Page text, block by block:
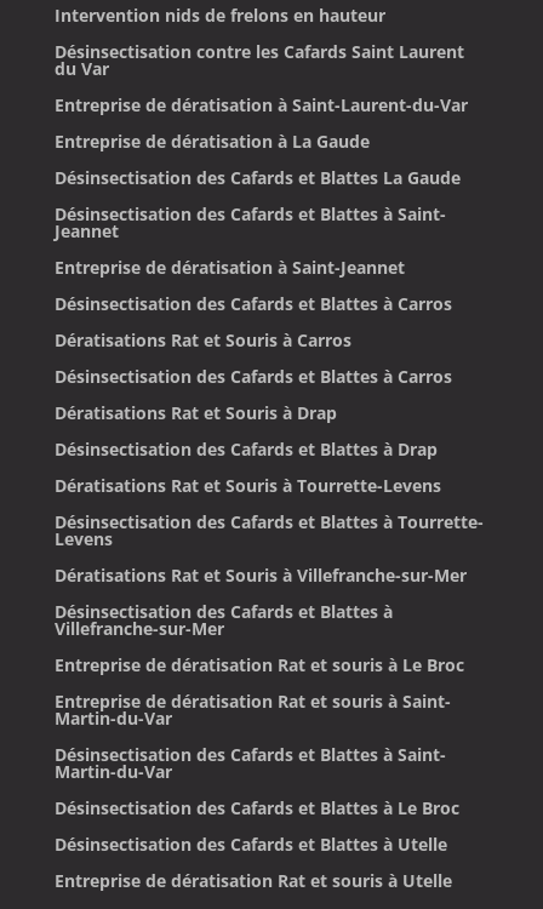
Intervention nids de frelons en hauteur
Désinsectisation contre les Cafards Saint Laurent
du Var
Entreprise de dératisation à Saint-Laurent-du-Var
Entreprise de dératisation à La Gaude
Désinsectisation des Cafards et Blattes La Gaude
Désinsectisation des Cafards et Blattes à Saint-
Jeannet
Entreprise de dératisation à Saint-Jeannet
Désinsectisation des Cafards et Blattes à Carros
Dératisations Rat et Souris à Carros
Désinsectisation des Cafards et Blattes à Carros
Dératisations Rat et Souris à Drap
Désinsectisation des Cafards et Blattes à Drap
Dératisations Rat et Souris à Tourrette-Levens
Désinsectisation des Cafards et Blattes à Tourrette-
Levens
Dératisations Rat et Souris à Villefranche-sur-Mer
Désinsectisation des Cafards et Blattes à
Villefranche-sur-Mer
Entreprise de dératisation Rat et souris à Le Broc
Entreprise de dératisation Rat et souris à Saint-
Martin-du-Var
Désinsectisation des Cafards et Blattes à Saint-
Martin-du-Var
Désinsectisation des Cafards et Blattes à Le Broc
Désinsectisation des Cafards et Blattes à Utelle
Entreprise de dératisation Rat et souris à Utelle